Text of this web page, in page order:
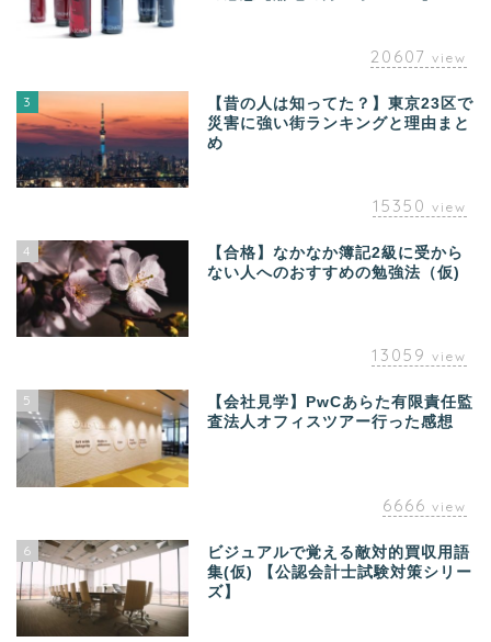
20607 view
3
【昔の人は知ってた？】東京23区で
災害に強い街ランキングと理由まと
め
15350 view
4
【合格】なかなか簿記2級に受から
ない人へのおすすめの勉強法（仮)
13059 view
5
【会社見学】PwCあらた有限責任監
査法人オフィスツアー行った感想
6666 view
6
ビジュアルで覚える敵対的買収用語
集(仮) 【公認会計士試験対策シリー
ズ】